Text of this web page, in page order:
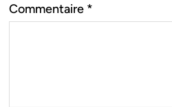
Commentaire *